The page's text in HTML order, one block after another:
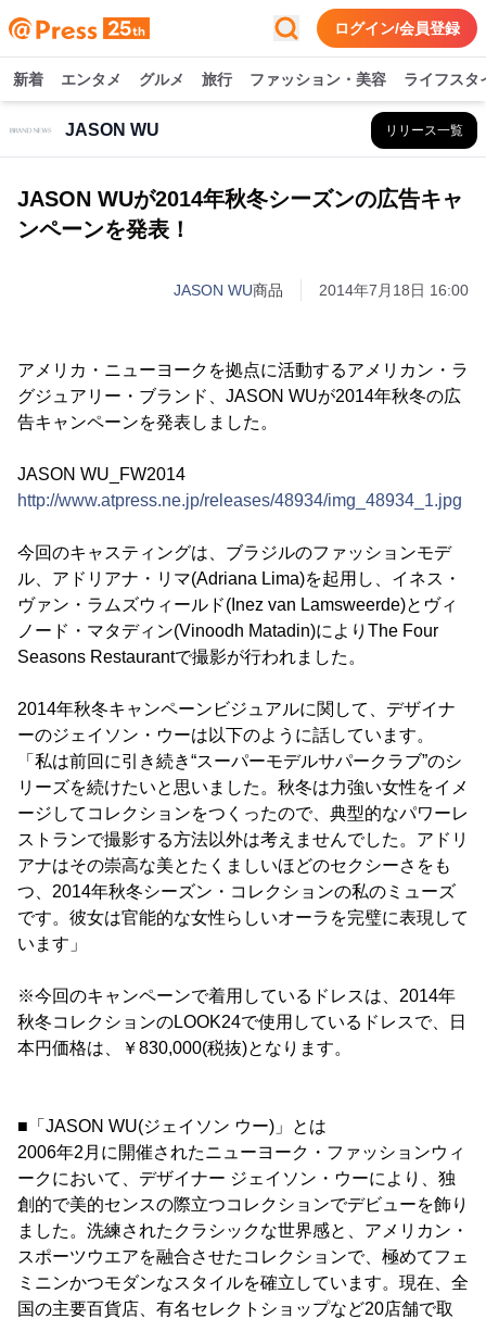
ログイン/会員登録
新着 エンタメ グルメ 旅行 ファッション・美容 ライフスタ
JASON WU リリース一覧
JASON WUが2014年秋冬シーズンの広告キャ
ンペーンを発表！
JASON WU商品 2014年7月18日 16:00
アメリカ・ニューヨークを拠点に活動するアメリカン・ラ
グジュアリー・ブランド、JASON WUが2014年秋冬の広
告キャンペーンを発表しました。
JASON WU_FW2014
http://www.atpress.ne.jp/releases/48934/img_48934_1.jpg
今回のキャスティングは、ブラジルのファッションモデ
ル、アドリアナ・リマ(Adriana Lima)を起用し、イネス・
ヴァン・ラムズウィールド(Inez van Lamsweerde)とヴィ
ノード・マタディン(Vinoodh Matadin)によりThe Four
Seasons Restaurantで撮影が行われました。
2014年秋冬キャンペーンビジュアルに関して、デザイナ
ーのジェイソン・ウーは以下のように話しています。
「私は前回に引き続き“スーパーモデルサパークラブ”のシ
リーズを続けたいと思いました。秋冬は力強い女性をイメ
ージしてコレクションをつくったので、典型的なパワーレ
ストランで撮影する方法以外は考えませんでした。アドリ
アナはその崇高な美とたくましいほどのセクシーさをも
つ、2014年秋冬シーズン・コレクションの私のミューズ
です。彼女は官能的な女性らしいオーラを完璧に表現して
います」
※今回のキャンペーンで着用しているドレスは、2014年
秋冬コレクションのLOOK24で使用しているドレスで、日
本円価格は、￥830,000(税抜)となります。
■「JASON WU(ジェイソン ウー)」とは
2006年2月に開催されたニューヨーク・ファッションウィ
ークにおいて、デザイナー ジェイソン・ウーにより、独
創的で美的センスの際立つコレクションでデビューを飾り
ました。洗練されたクラシックな世界感と、アメリカン・
スポーツウエアを融合させたコレクションで、極めてフェ
ミニンかつモダンなスタイルを確立しています。現在、全
国の主要百貨店、有名セレクトショップなど20店舗で取